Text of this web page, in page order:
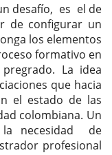
desafío, es el de
de configurar un
los elementos
formativo en
La idea
que hacia
el estado de las
colombiana. Un
necesidad de
profesional